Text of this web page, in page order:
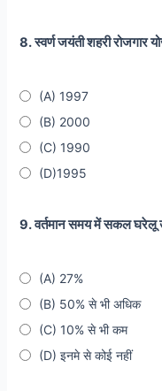
8. स्वर्ण जयंती शहरी रोजगार
(A) 1997
(B) 2000
(C) 1990
(D)1995
9. वर्तमान समय में सकल घरेलू
(A) 27%
(B) 50% से भी अधिक
(C) 10% से भी कम
(D) इनमे से कोई नहीं